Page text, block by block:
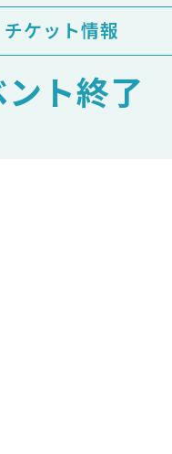
チケット情報
ント終了